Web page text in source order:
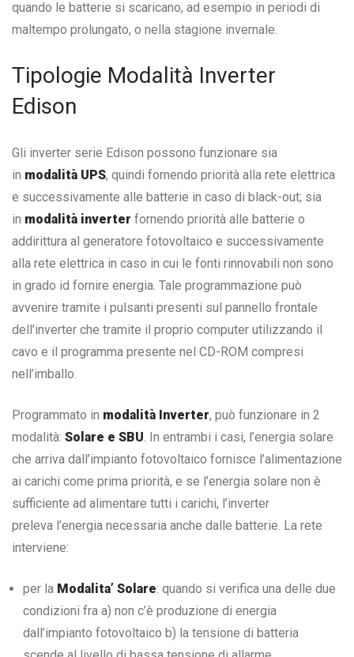
quando le batterie si scaricano, ad esempio in periodi di
maltempo prolungato, o nella stagione invernale.
Tipologie Modalità Inverter
Edison
Gli inverter serie Edison possono funzionare sia
in modalità UPS, quindi fornendo priorità alla rete elettrica
e successivamente alle batterie in caso di black-out; sia
in modalità inverter fornendo priorità alle batterie o
addirittura al generatore fotovoltaico e successivamente
alla rete elettrica in caso in cui le fonti rinnovabili non sono
in grado id fornire energia. Tale programmazione può
avvenire tramite i pulsanti presenti sul pannello frontale
dell’inverter che tramite il proprio computer utilizzando il
cavo e il programma presente nel CD-ROM compresi
nell’imballo.
Programmato in modalità Inverter, può funzionare in 2
modalità: Solare e SBU. In entrambi i casi, l’energia solare
che arriva dall’impianto fotovoltaico fornisce l’alimentazione
ai carichi come prima priorità, e se l’energia solare non è
sufficiente ad alimentare tutti i carichi, l’inverter
preleva l’energia necessaria anche dalle batterie. La rete
interviene:
per la Modalita’ Solare: quando si verifica una delle due
condizioni fra a) non c’è produzione di energia
dall’impianto fotovoltaico b) la tensione di batteria